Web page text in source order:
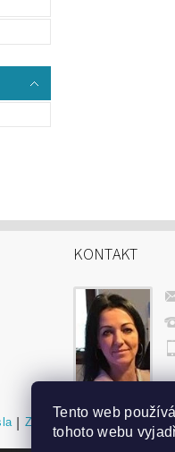
KONTAKT
Zahradní stoly Zahradní
Tento web
tohoto webu